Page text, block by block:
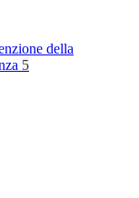
della
5